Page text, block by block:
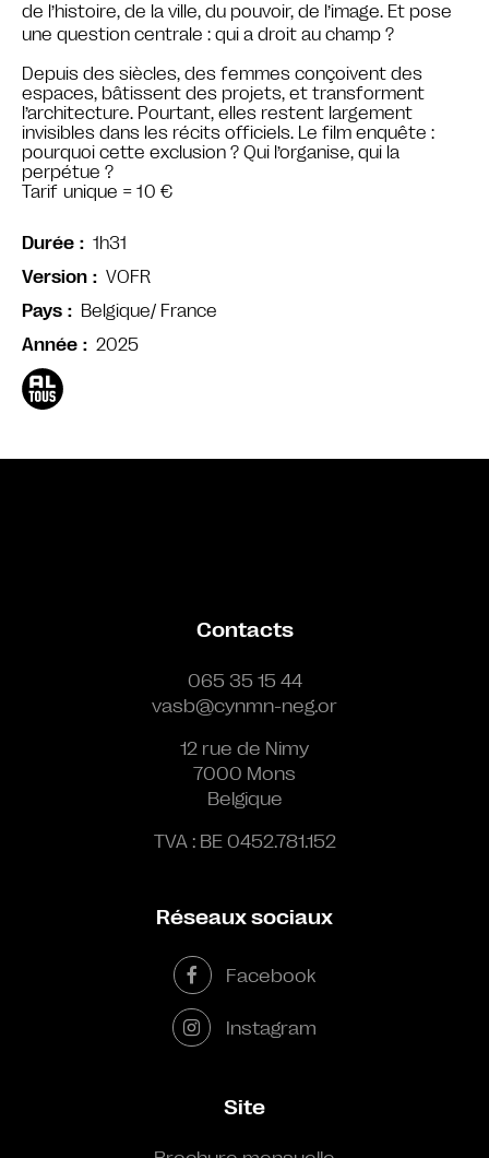
de l’histoire, de la ville, du pouvoir, de l’image. Et pose
une question centrale : qui a droit au champ ?
Depuis des siècles, des femmes conçoivent des
espaces, bâtissent des projets, et transforment
l’architecture. Pourtant, elles restent largement
invisibles dans les récits officiels. Le film enquête :
pourquoi cette exclusion ? Qui l’organise, qui la
perpétue ?
Tarif unique = 10 €
Durée
1h31
Version
VOFR
Pays
Belgique/ France
Année
2025
Contacts
065 35 15 44
vasb@cynmn-neg.or
12 rue de Nimy
7000 Mons
Belgique
TVA : BE 0452.781.152
Réseaux sociaux
Facebook
Instagram
Site